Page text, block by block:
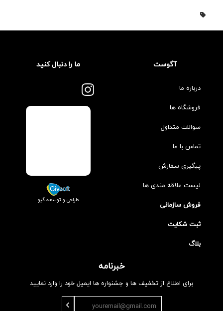
آگوست
درباره ما
فروشگاه ها
سوالات متداول
تماس با ما
پیگیری سفارش
لیست علاقه مندی ها
فروش سازمانی
ثبت شکایت
بلاگ
ما را دنبال کنید
طراحی و توسعه گیو
خبرنامه
برای اطلاع از تخفیف ها و جشنواره ها ایمیل خود را وارد نمایید